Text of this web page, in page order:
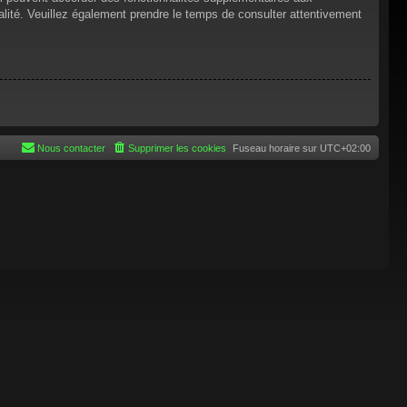
Veuillez également prendre le temps de consulter attentivement
Fuseau horaire sur UTC+02:00
Supprimer les cookies
Nous contacter